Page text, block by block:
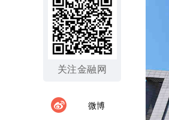
关注金融网
微博